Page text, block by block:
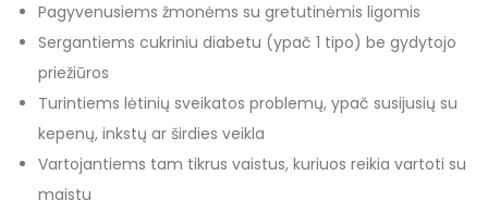
Pagyvenusiems žmonėms su gretutinėmis ligomis
Sergantiems cukriniu diabetu (ypač 1 tipo) be gydytojo
priežiūros
Turintiems lėtinių sveikatos problemų, ypač susijusių su
kepenų, inkstų ar širdies veikla
Vartojantiems tam tikrus vaistus, kuriuos reikia vartoti su
maistu